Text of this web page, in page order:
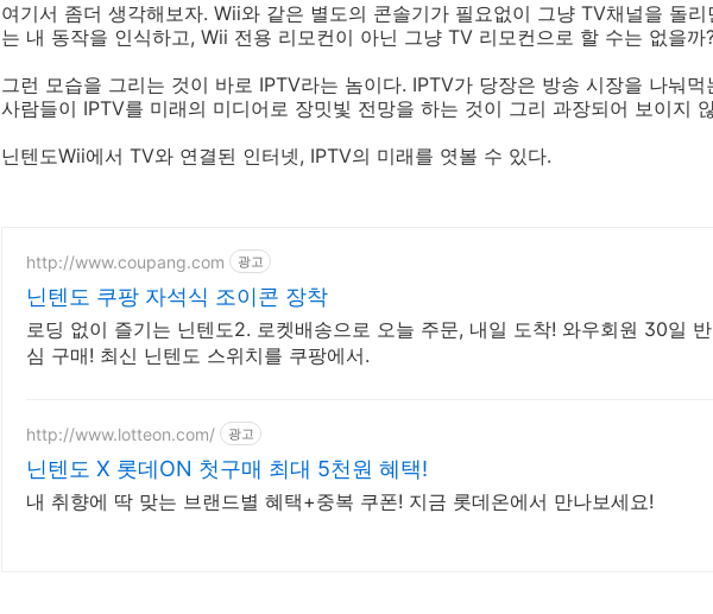
여기서 좀더 생각해보자. Wii와 같은 별도의 콘솔기가 필요없이 그냥 TV채널을 돌
는 내 동작을 인식하고, Wii 전용 리모컨이 아닌 그냥 TV 리모컨으로 할 수는 없을까
그런 모습을 그리는 것이 바로 IPTV라는 놈이다. IPTV가 당장은 방송 시장을 나눠
사람들이 IPTV를 미래의 미디어로 장밋빛 전망을 하는 것이 그리 과장되어 보이지
닌텐도Wii에서 TV와 연결된 인터넷, IPTV의 미래를 엿볼 수 있다.
http://www.coupang.com 광고
닌텐도 쿠팡 자석식 조이콘 장착
로딩 없이 즐기는 닌텐도2. 로켓배송으로 오늘 주문, 내일 도착! 와우회원 30일
심 구매! 최신 닌텐도 스위치를 쿠팡에서.
http://www.lotteon.com/ 광고
닌텐도 X 롯데ON 첫구매 최대 5천원 혜택!
내 취향에 딱 맞는 브랜드별 혜택+중복 쿠폰! 지금 롯데온에서 만나보세요!